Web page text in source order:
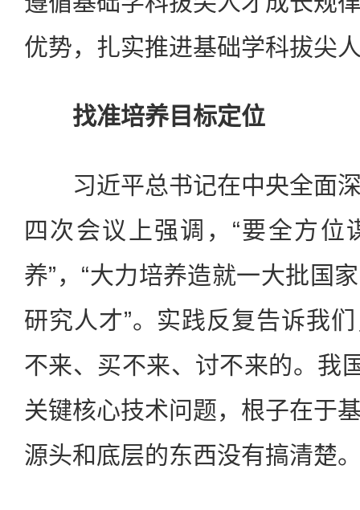
优势，扎实推进基础学科拔尖
找准培养目标定位
习近平总书记在中央全面深
四次会议上强调，“要全方位
养”，“大力培养造就一大批国
研究人才”。实践反复告诉我
不来、买不来、讨不来的。我
关键核心技术问题，根子在于
源头和底层的东西没有搞清楚